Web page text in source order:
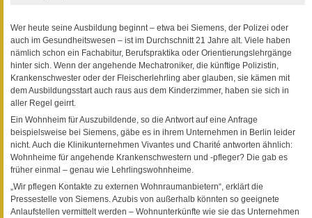
Wer heute seine Ausbildung beginnt – etwa bei Siemens, der Polizei oder
auch im Gesundheitswesen – ist im Durchschnitt 21 Jahre alt. Viele haben
nämlich schon ein Fachabitur, Berufspraktika oder Orientierungslehrgänge
hinter sich. Wenn der angehende Mechatroniker, die künftige Polizistin,
Krankenschwester oder der Fleischerlehrling aber glauben, sie kämen mit
dem Ausbildungsstart auch raus aus dem Kinderzimmer, haben sie sich in
aller Regel geirrt.
Ein Wohnheim für Auszubildende, so die Antwort auf eine Anfrage
beispielsweise bei Siemens, gäbe es in ihrem Unternehmen in Berlin leider
nicht. Auch die Klinikunternehmen Vivantes und Charité antworten ähnlich:
Wohnheime für angehende Krankenschwestern und -pfleger? Die gab es
früher einmal – genau wie Lehrlingswohnheime.
„Wir pflegen Kontakte zu externen Wohnraumanbietern“, erklärt die
Pressestelle von Siemens. Azubis von außerhalb könnten so geeignete
Anlaufstellen vermittelt werden – Wohnunterkünfte wie sie das Unternehmen